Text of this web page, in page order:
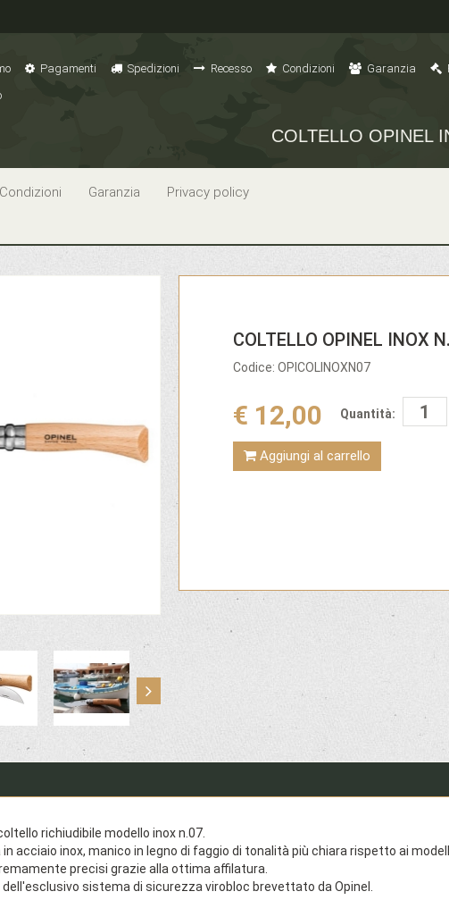
Pagamenti Spedizioni Recesso Condizioni Garanzia
COLTELLO OPINEL
Condizioni Garanzia
Privacy policy
COLTELLO OPINEL INOX
Codice: OPICOLINOXN07
€ 12,00 Quantità:
Aggiungi al carrello
richiudibile modello inox n.07.
acciaio inox, manico in legno di faggio di tonalità più chiara rispetto ai
precisi grazie alla ottima affilatura.
dell'esclusivo sistema di sicurezza virobloc brevettato da Opinel.